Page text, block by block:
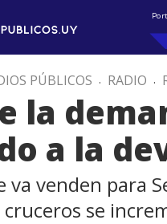
PÚBLICOS . RADIO .
la
a la
va venden para
cruceros se